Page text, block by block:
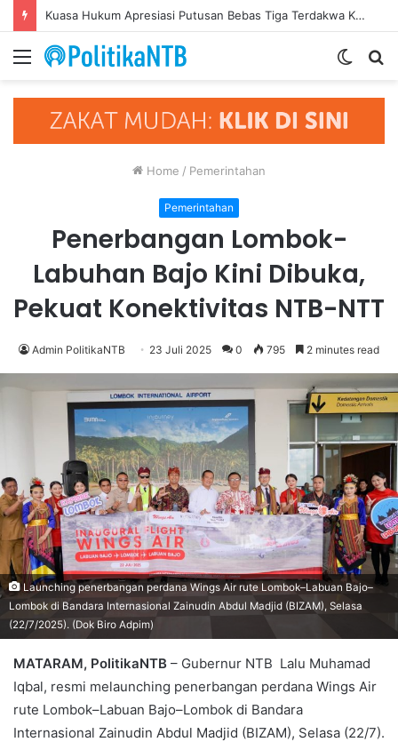
Kuasa Hukum Apresiasi Putusan Bebas Tiga Terdakwa Kasus Gratifikasi DPRD NTB, Ajak Semua Pihak Hormati Supremasi Hukum
Menu
Switch
Home / Pemerintahan
Pemerintahan
Penerbangan Lombok-
Labuhan Bajo Kini Dibuka,
Pekuat Konektivitas NTB-NTT
Admin PolitikaNTB 23 Juli 2025 0 795 2 minutes read
Launching penerbangan perdana Wings Air rute Lombok–Labuan Bajo–
Lombok di Bandara Internasional Zainudin Abdul Madjid (BIZAM), Selasa
(22/7/2025). (Dok Biro Adpim)
MATARAM, PolitikaNTB – Gubernur NTB Lalu Muhamad
Iqbal, resmi melaunching penerbangan perdana Wings Air
rute Lombok–Labuan Bajo–Lombok di Bandara
Internasional Zainudin Abdul Madjid (BIZAM), Selasa (22/7).